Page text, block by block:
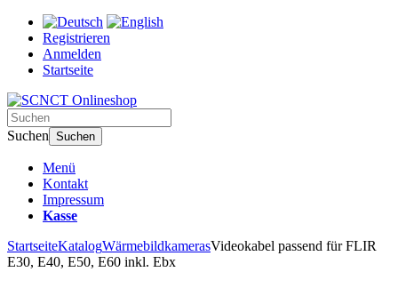
Registrieren
Anmelden
Startseite
Suchen Suchen
Menü
Kontakt
Impressum
Kasse
StartseiteKatalogWärmebildkamerasVideokabel passend für FLIR
E30, E40, E50, E60 inkl. Ebx